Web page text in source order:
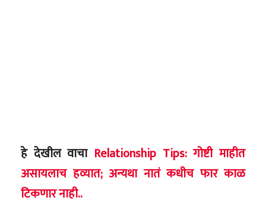
हे देखील वाचा Relationship Tips: गोष्टी माहीत
असायलाच हव्यात; अन्यथा नातं कधीच फार काळ
टिकणार नाही..